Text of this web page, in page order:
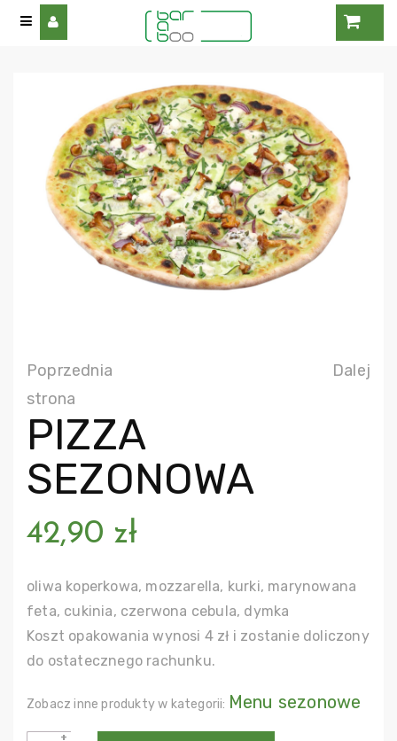
Poprzednia
strona
Dalej
PIZZA
SEZONOWA
42,90 zł
oliwa koperkowa, mozzarella, kurki, marynowana
feta, cukinia, czerwona cebula, dymka
Koszt opakowania wynosi 4 zł i zostanie doliczony
do ostatecznego rachunku.
Zobacz inne produkty w kategorii: Menu sezonowe